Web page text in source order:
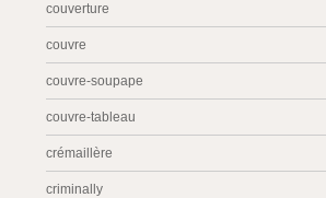
couverture
couvre
couvre-soupape
couvre-tableau
crémaillère
criminally